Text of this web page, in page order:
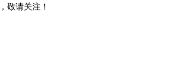
敬请关注！